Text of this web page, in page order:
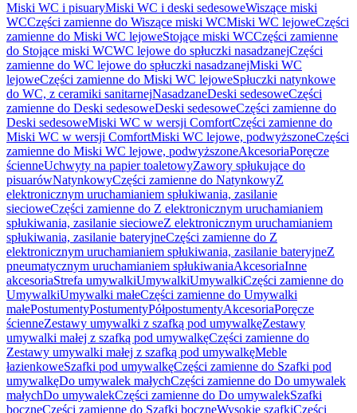
Miski WC i pisuaryMiski WC i deski sedesoweWiszące miski
WCCzęści zamienne do Wiszące miski WCMiski WC lejoweCzęści
zamienne do Miski WC lejoweStojące miski WCCzęści zamienne
do Stojące miski WCWC lejowe do spłuczki nasadzanejCzęści
zamienne do WC lejowe do spłuczki nasadzanejMiski WC
lejoweCzęści zamienne do Miski WC lejoweSpłuczki natynkowe
do WC, z ceramiki sanitarnejNasadzaneDeski sedesoweCzęści
zamienne do Deski sedesoweDeski sedesoweCzęści zamienne do
Deski sedesoweMiski WC w wersji ComfortCzęści zamienne do
Miski WC w wersji ComfortMiski WC lejowe, podwyższoneCzęści
zamienne do Miski WC lejowe, podwyższoneAkcesoriaPoręcze
ścienneUchwyty na papier toaletowyZawory spłukujące do
pisuarówNatynkowyCzęści zamienne do NatynkowyZ
elektronicznym uruchamianiem spłukiwania, zasilanie
siecioweCzęści zamienne do Z elektronicznym uruchamianiem
spłukiwania, zasilanie siecioweZ elektronicznym uruchamianiem
spłukiwania, zasilanie bateryjneCzęści zamienne do Z
elektronicznym uruchamianiem spłukiwania, zasilanie bateryjneZ
pneumatycznym uruchamianiem spłukiwaniaAkcesoriaInne
akcesoriaStrefa umywalkiUmywalkiUmywalkiCzęści zamienne do
UmywalkiUmywalki małeCzęści zamienne do Umywalki
małePostumentyPostumentyPółpostumentyAkcesoriaPoręcze
ścienneZestawy umywalki z szafką pod umywalkęZestawy
umywalki małej z szafką pod umywalkęCzęści zamienne do
Zestawy umywalki małej z szafką pod umywalkęMeble
łazienkoweSzafki pod umywalkęCzęści zamienne do Szafki pod
umywalkęDo umywalek małychCzęści zamienne do Do umywalek
małychDo umywalekCzęści zamienne do Do umywalekSzafki
boczneCzęści zamienne do Szafki boczneWysokie szafkiCzęści